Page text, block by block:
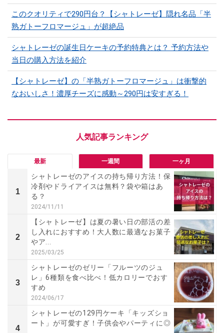
このクオリティで290円台？【シャトレーゼ】隠れ名品「半
熟ガトーフロマージュ」が超絶品
シャトレーゼの誕生日ケーキの予約特典とは？ 予約方法や
当日の購入方法を紹介
【シャトレーゼ】の「半熟ガトーフロマージュ」は衝撃的
なおいしさ！濃厚チーズに感動～290円は安すぎる！
最新 一週間 一ヶ月
1
シャトレーゼのアイスの持ち帰り方法！保
冷剤やドライアイスは無料？袋や箱はあ
る？
2024/11/11
2
【シャトレーゼ】は夏の暑い日の部活の差
し入れにおすすめ！大人数に最適なお菓子
やア...
2025/03/25
3
シャトレーゼのゼリー「フルーツのジュ
レ」6種類を食べ比べ！低カロリーでおす
すめ
2024/06/17
4
シャトレーゼの129円ケーキ「キッズショ
ート」が可愛すぎ！子供会やパーティに◎